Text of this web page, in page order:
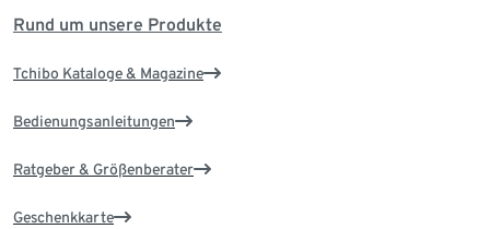
Rund um unsere Produkte
Tchibo Kataloge & Magazine
Bedienungsanleitungen
Ratgeber & Größenberater
Geschenkkarte